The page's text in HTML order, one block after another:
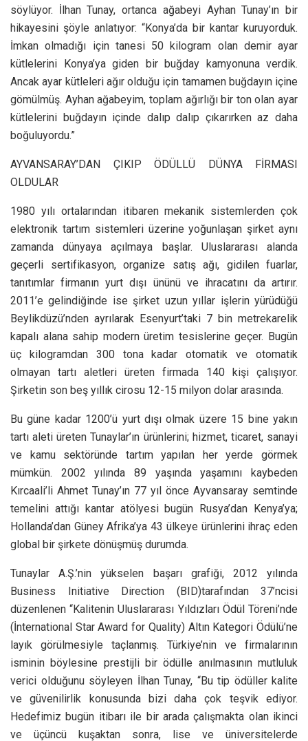
söylüyor. İlhan Tunay, ortanca ağabeyi Ayhan Tunay’ın bir
hikayesini şöyle anlatıyor: “Konya’da bir kantar kuruyorduk.
İmkan olmadığı için tanesi 50 kilogram olan demir ayar
kütlelerini Konya’ya giden bir buğday kamyonuna verdik.
Ancak ayar kütleleri ağır olduğu için tamamen buğdayın içine
gömülmüş. Ayhan ağabeyim, toplam ağırlığı bir ton olan ayar
kütlelerini buğdayın içinde dalıp dalıp çıkarırken az daha
boğuluyordu.”
AYVANSARAY’DAN ÇIKIP ÖDÜLLÜ DÜNYA FİRMASI
OLDULAR
1980 yılı ortalarından itibaren mekanik sistemlerden çok
elektronik tartım sistemleri üzerine yoğunlaşan şirket aynı
zamanda dünyaya açılmaya başlar. Uluslararası alanda
geçerli sertifikasyon, organize satış ağı, gidilen fuarlar,
tanıtımlar firmanın yurt dışı ününü ve ihracatını da artırır.
2011’e gelindiğinde ise şirket uzun yıllar işlerin yürüdüğü
Beylikdüzü’nden ayrılarak Esenyurt’taki 7 bin metrekarelik
kapalı alana sahip modern üretim tesislerine geçer. Bugün
üç kilogramdan 300 tona kadar otomatik ve otomatik
olmayan tartı aletleri üreten firmada 140 kişi çalışıyor.
Şirketin son beş yıllık cirosu 12-15 milyon dolar arasında.
Bu güne kadar 1200’ü yurt dışı olmak üzere 15 bine yakın
tartı aleti üreten Tunaylar’ın ürünlerini; hizmet, ticaret, sanayi
ve kamu sektöründe tartım yapılan her yerde görmek
mümkün. 2002 yılında 89 yaşında yaşamını kaybeden
Kırcaali’li Ahmet Tunay’ın 77 yıl önce Ayvansaray semtinde
temelini attığı kantar atölyesi bugün Rusya’dan Kenya’ya;
Hollanda’dan Güney Afrika’ya 43 ülkeye ürünlerini ihraç eden
global bir şirkete dönüşmüş durumda.
Tunaylar A.Ş.’nin yükselen başarı grafiği, 2012 yılında
Business Initiative Direction (BID)tarafından 37’ncisi
düzenlenen “Kalitenin Uluslararası Yıldızları Ödül Töreni’nde
(İnternational Star Award for Quality) Altın Kategori Ödülü’ne
layık görülmesiyle taçlanmış. Türkiye’nin ve firmalarının
isminin böylesine prestijli bir ödülle anılmasının mutluluk
verici olduğunu söyleyen İlhan Tunay, “Bu tip ödüller kalite
ve güvenilirlik konusunda bizi daha çok teşvik ediyor.
Hedefimiz bugün itibarı ile bir arada çalışmakta olan ikinci
ve üçüncü kuşaktan sonra, lise ve üniversitelerde